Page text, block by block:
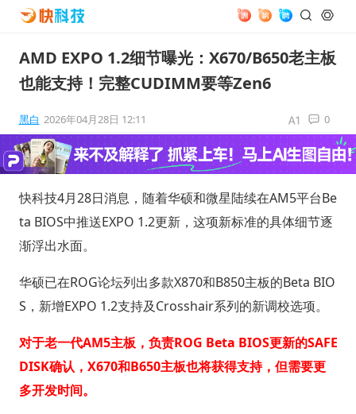
AMD EXPO 1.2细节曝光：X670/B650老主板
也能支持！完整CUDIMM要等Zen6
黑白 2026年04月28日 12:11 0
快科技4月28日消息，随着华硕和微星陆续在AM5平台Be
ta BIOS中推送EXPO 1.2更新，这项新标准的具体细节逐
渐浮出水面。
华硕已在ROG论坛列出多款X870和B850主板的Beta BIO
S，新增EXPO 1.2支持及Crosshair系列的新调校选项。
对于老一代AM5主板，负责ROG Beta BIOS更新的SAFE
DISK确认，X670和B650主板也将获得支持，但需要更
多开发时间。